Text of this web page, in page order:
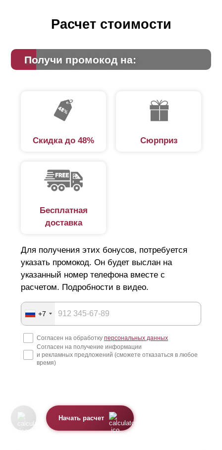
Расчет стоимости
Получи промокод на:
Скидка до 48% Сюрприз
Бесплатная
доставка
Для получения этих бонусов, потребуется
указать промокод. Он будет выслан на
указанный номер телефона вместе с
расчетом. Подробности в видео.
+7
Согласен на обработку персональных данных
Согласен на получение информации
и рекламных предложений (сможете отказаться в любое
время)
Начать расчет